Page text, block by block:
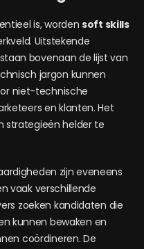
is, worden soft skills
Uitstekende
staan bovenaan de lijst van
jargon kunnen
niet-technische
en klanten. Het
strategieën helder te
zijn eveneens
vaak verschillende
zoeken kandidaten die
kunnen bewaken en
coördineren. De